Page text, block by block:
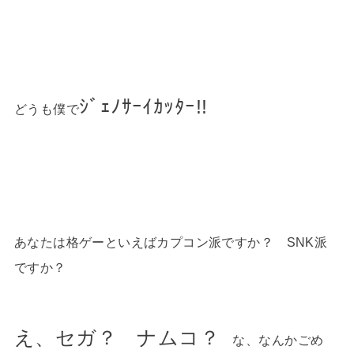
どうも僕でｼﾞｪﾉｻｰｲｶｯﾀｰ!!
あなたは格ゲーといえばカプコン派ですか？ SNK派
ですか？
え、セガ？ ナムコ？ な、なんかごめ